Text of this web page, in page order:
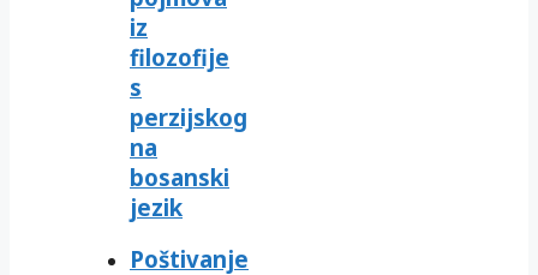
iz
filozofije
s
perzijskog
na
bosanski
jezik
Poštivanje